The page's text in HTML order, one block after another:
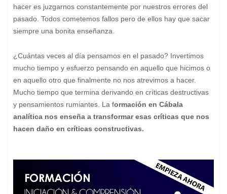
hacer es juzgarnos constantemente por nuestros errores del
pasado. Todos cometemos fallos pero de ellos hay que sacar
siempre una bonita enseñanza.
¿Cuántas veces al día pensamos en el pasado? Invertimos
mucho tiempo y esfuerzo pensando en aquello que hicimos o
en aquello otro que finalmente no nos atrevimos a hacer.
Mucho tiempo que termina derivando en críticas destructivas
y pensamientos rumiantes. La formación en Cábala
analítica nos enseña a transformar esas críticas que nos
hacen daño en críticas constructivas.